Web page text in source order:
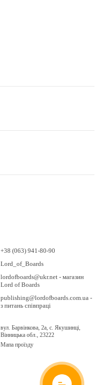
+38 (063) 941-80-90
Lord_of_Boards
lordofboards@ukr.net - магазин
Lord of Boards
publishing@lordofboards.com.ua -
з питань співпраці
вул. Барвінкова, 2а, с. Якушинці,
Вінницька обл., 23222
Мапа проїзду